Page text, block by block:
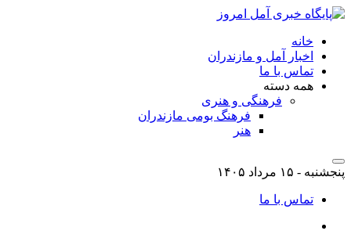
خانه
اخبار آمل و مازندران
تماس با ما
همه دسته
فرهنگی و هنری
فرهنگ بومی مازندران
هنر
پنجشنبه - ۱۵ مرداد ۱۴۰۵
تماس با ما